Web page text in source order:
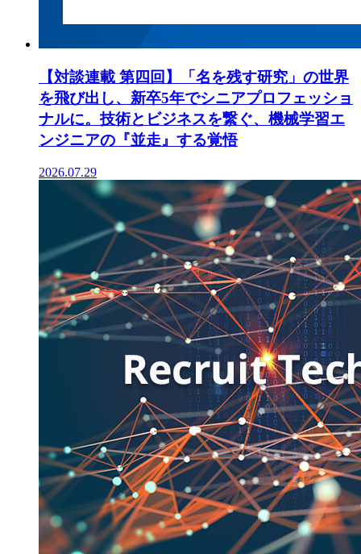
【対談連載 第四回】「名を残す研究」の世界
を飛び出し、新卒5年でシニアプロフェッショ
ナルに。技術とビジネスを繋ぐ、機械学習エ
ンジニアの『並走』する覚悟
2026.07.29